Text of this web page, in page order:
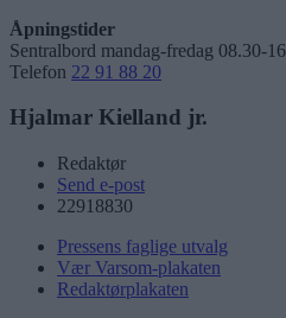
Åpningstider
Sentralbord mandag-fredag 08.30-
Telefon 22 91 88 20
Hjalmar Kielland jr.
Redaktør
Send e-post
22918830
Pressens faglige utvalg
Vær Varsom-plakaten
Redaktørplakaten